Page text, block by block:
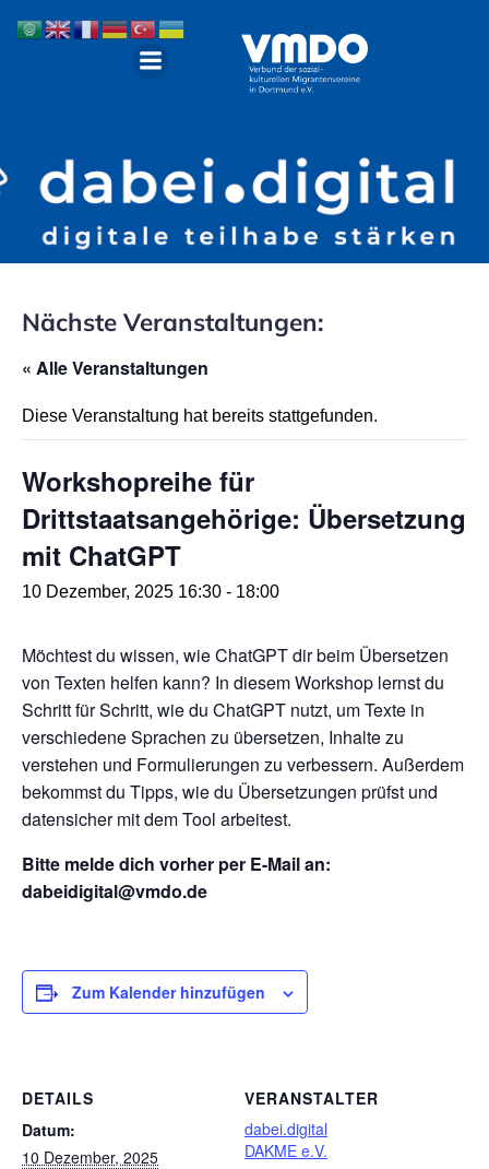
Nächste Veranstaltungen:
« Alle Veranstaltungen
Diese Veranstaltung hat bereits stattgefunden.
Workshopreihe für
Drittstaatsangehörige: Übersetzung
mit ChatGPT
10 Dezember, 2025 16:30 - 18:00
Möchtest du wissen, wie ChatGPT dir beim Übersetzen
von Texten helfen kann? In diesem Workshop lernst du
Schritt für Schritt, wie du ChatGPT nutzt, um Texte in
verschiedene Sprachen zu übersetzen, Inhalte zu
verstehen und Formulierungen zu verbessern. Außerdem
bekommst du Tipps, wie du Übersetzungen prüfst und
datensicher mit dem Tool arbeitest.
Bitte melde dich vorher per E-Mail an:
dabeidigital@vmdo.de
Zum Kalender hinzufügen
DETAILS
Datum:
10 Dezember, 2025
VERANSTALTER
dabei.digital
DAKME e.V.